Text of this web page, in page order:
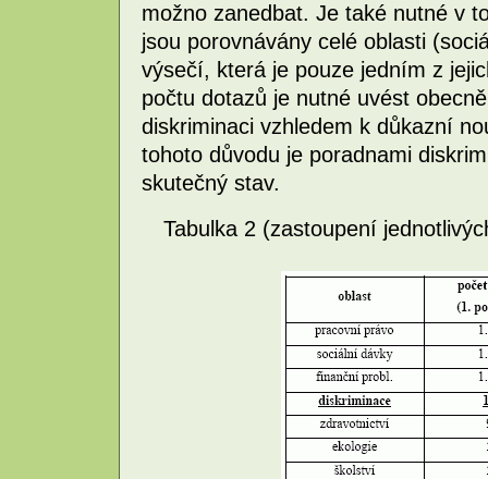
možno zanedbat. Je také nutné v
jsou porovnávány celé oblasti
výsečí, která je pouze jedním z
počtu dotazů je nutné uvést
diskriminaci vzhledem k důkazní
tohoto důvodu je poradnami
skutečný stav.
Tabulka 2 (zastoupení